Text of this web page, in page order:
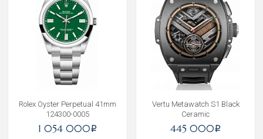
Rolex Oyster Perpetual 41mm
124300-0005
1 054 000i
Vertu Metawatch S1 Black
Ceramic
445 000i